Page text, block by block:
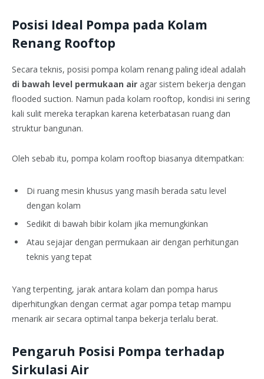
Posisi Ideal Pompa pada Kolam
Renang Rooftop
Secara teknis, posisi pompa kolam renang paling ideal adalah
di bawah level permukaan air agar sistem bekerja dengan
flooded suction. Namun pada kolam rooftop, kondisi ini sering
kali sulit mereka terapkan karena keterbatasan ruang dan
struktur bangunan.
Oleh sebab itu, pompa kolam rooftop biasanya ditempatkan:
Di ruang mesin khusus yang masih berada satu level
dengan kolam
Sedikit di bawah bibir kolam jika memungkinkan
Atau sejajar dengan permukaan air dengan perhitungan
teknis yang tepat
Yang terpenting, jarak antara kolam dan pompa harus
diperhitungkan dengan cermat agar pompa tetap mampu
menarik air secara optimal tanpa bekerja terlalu berat.
Pengaruh Posisi Pompa terhadap
Sirkulasi Air